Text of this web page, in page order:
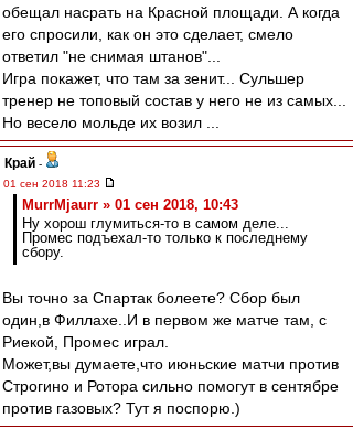
обещал насрать на Красной площади. А когда
его спросили, как он это сделает, смело
ответил "не снимая штанов"...
Игра покажет, что там за зенит... Сульшер
тренер не топовый состав у него не из самых...
Но весело мольде их возил ...
Край -
01 сен 2018 11:23
MurrMjaurr » 01 сен 2018, 10:43
Ну хорош глумиться-то в самом деле...
Промес подъехал-то только к последнему
сбору.
Вы точно за Спартак болеете? Сбор был
один,в Филлахе..И в первом же матче там, с
Риекой, Промес играл.
Может,вы думаете,что июньские матчи против
Строгино и Ротора сильно помогут в сентябре
против газовых? Тут я поспорю.)